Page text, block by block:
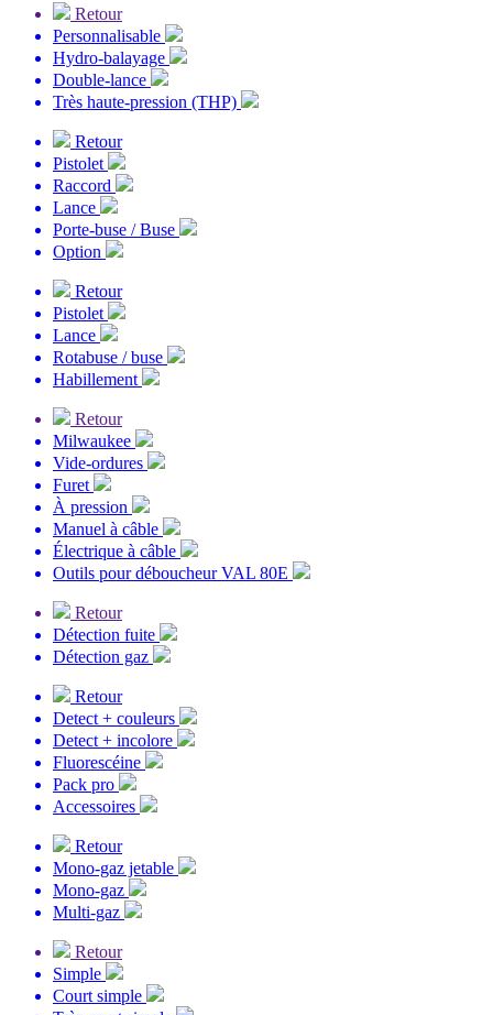
Retour
Personnalisable
Hydro-balayage
Double-lance
Très haute-pression (THP)
Retour
Pistolet
Raccord
Lance
Porte-buse / Buse
Option
Retour
Pistolet
Lance
Rotabuse / buse
Habillement
Retour
Milwaukee
Vide-ordures
Furet
À pression
Manuel à câble
Électrique à câble
Outils pour déboucheur VAL 80E
Retour
Détection fuite
Détection gaz
Retour
Detect + couleurs
Detect + incolore
Fluorescéine
Pack pro
Accessoires
Retour
Mono-gaz jetable
Mono-gaz
Multi-gaz
Retour
Simple
Court simple